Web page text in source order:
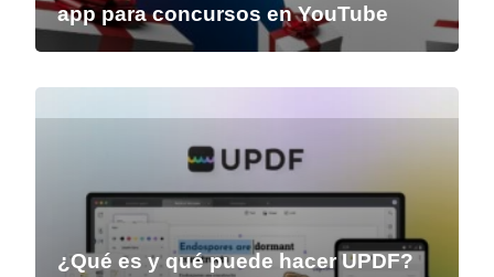
app para concursos en YouTube
¿Qué es y qué puede hacer UPDF?